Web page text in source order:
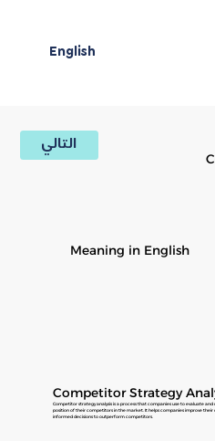
English
التالي
Meaning in English
Competitor Strategy
Competitor strategy analysis is a process that companies use to evaluate
position of their competitors in the market. It helps companies improve
informed decisions to outperform competitors.